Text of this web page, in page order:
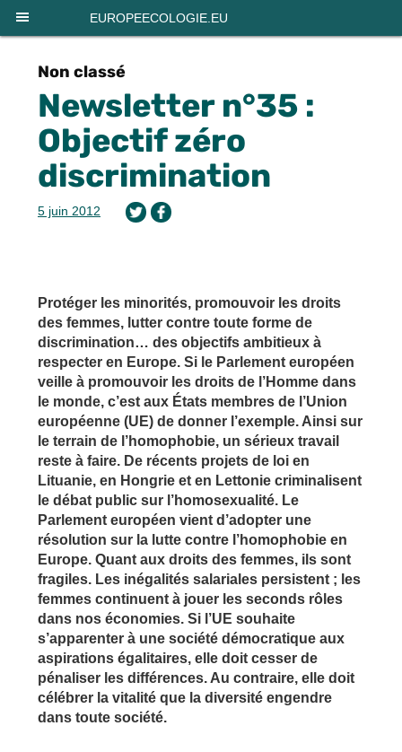
EUROPEECOLOGIE.EU
Non classé
Newsletter n°35 :
Objectif zéro
discrimination
5 juin 2012
Protéger les minorités, promouvoir les droits
des femmes, lutter contre toute forme de
discrimination… des objectifs ambitieux à
respecter en Europe. Si le Parlement européen
veille à promouvoir les droits de l’Homme dans
le monde, c’est aux États membres de l’Union
européenne (UE) de donner l’exemple. Ainsi sur
le terrain de l’homophobie, un sérieux travail
reste à faire. De récents projets de loi en
Lituanie, en Hongrie et en Lettonie criminalisent
le débat public sur l’homosexualité. Le
Parlement européen vient d’adopter une
résolution sur la lutte contre l’homophobie en
Europe. Quant aux droits des femmes, ils sont
fragiles. Les inégalités salariales persistent ; les
femmes continuent à jouer les seconds rôles
dans nos économies. Si l’UE souhaite
s’apparenter à une société démocratique aux
aspirations égalitaires, elle doit cesser de
pénaliser les différences. Au contraire, elle doit
célébrer la vitalité que la diversité engendre
dans toute société.